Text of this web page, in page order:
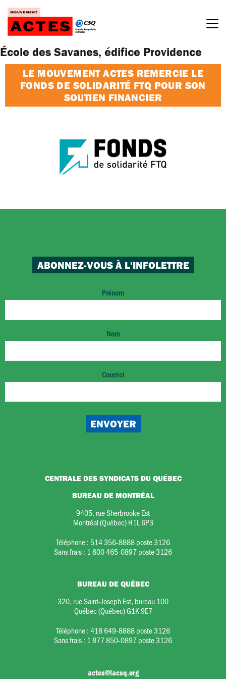
Passer
contenu
École des Savanes, édifice Providence
LE MOUVEMENT ACTES REMERCIE LE
FONDS DE SOLIDARITÉ FTQ POUR SON
SOUTIEN FINANCIER
ABONNEZ-VOUS À L'INFOLETTRE
Prénom
Nom
Courriel
CENTRALE DES SYNDICATS DU QUÉBEC
BUREAU DE MONTRÉAL
9405, rue Sherbrooke Est
Montréal (Québec) H1L 6P3
Téléphone : 514 356-8888 poste 3126
Sans frais : 1 800 465-0897 poste 3126
BUREAU DE QUÉBEC
320, rue Saint-Joseph Est, bureau 100
Québec (Québec) G1K 9E7
Téléphone :418 649-8888 poste 3126
Sans frais : 1 877 850-0897 poste 3126
actes@lacsq.org